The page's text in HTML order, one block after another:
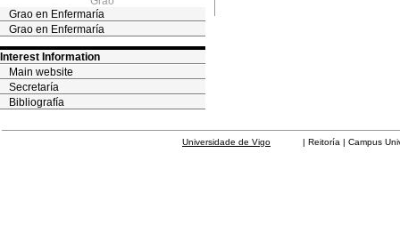
Grao en Enfermaría
Grao en Enfermaría
Interest Information
Main website
Secretaría
Bibliografía
Universidade de Vigo | Reitoría | Campus